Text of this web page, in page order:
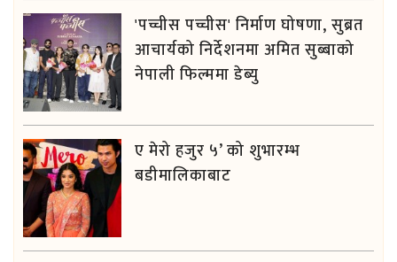
'पच्चीस पच्चीस' निर्माण घोषणा, सुब्रत
आचार्यको निर्देशनमा अमित सुब्बाको
नेपाली फिल्ममा डेब्यु
ए मेरो हजुर ५’ को शुभारम्भ
बडीमालिकाबाट